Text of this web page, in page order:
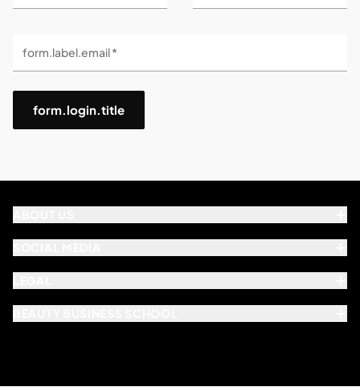
form.label.email *
form.login.title